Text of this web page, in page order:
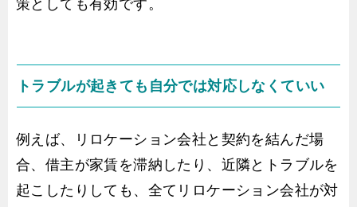
策としても有効です。
トラブルが起きても自分では対応しなくていい
例えば、リロケーション会社と契約を結んだ場
合、借主が家賃を滞納したり、近隣とトラブルを
起こしたりしても、全てリロケーション会社が対